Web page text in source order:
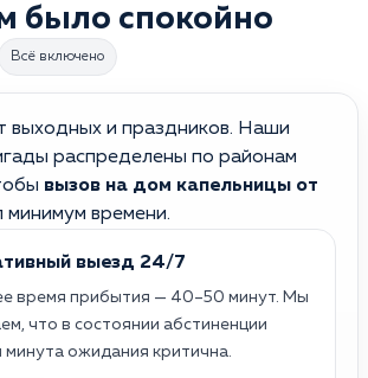
было спокойно
Всё включено
выходных и праздников. Наши
распределены по районам
вызов на дом капельницы от
минимум времени.
выезд 24/7
время прибытия — 40–50 минут. Мы
что в состоянии абстиненции
минута ожидания критична.